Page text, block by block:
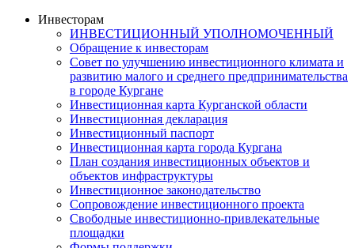
Инвесторам
ИНВЕСТИЦИОННЫЙ УПОЛНОМОЧЕННЫЙ
Обращение к инвесторам
Совет по улучшению инвестиционного климата и
развитию малого и среднего предпринимательства
в городе Кургане
Инвестиционная карта Курганской области
Инвестиционная декларация
Инвестиционный паспорт
Инвестиционная карта города Кургана
План создания инвестиционных объектов и
объектов инфраструктуры
Инвестиционное законодательство
Сопровождение инвестиционного проекта
Свободные инвестиционно-привлекательные
площадки